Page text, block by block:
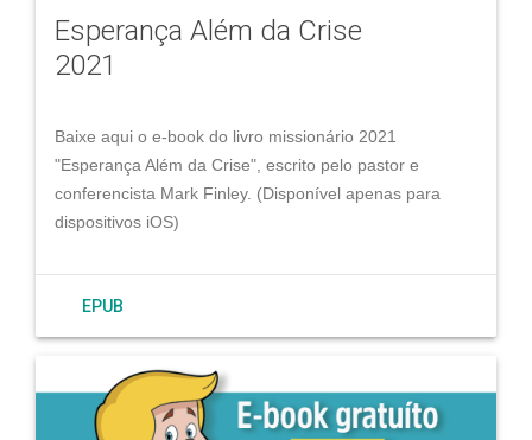
Esperança Além da Crise
2021
Baixe aqui o e-book do livro missionário 2021
"Esperança Além da Crise", escrito pelo pastor e
conferencista Mark Finley. (Disponível apenas para
dispositivos iOS)
EPUB